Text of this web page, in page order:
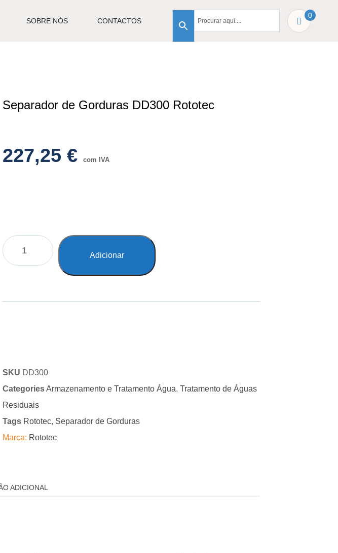
SOBRE NÓS CONTACTOS
0
Separador de Gorduras DD300 Rototec
227,25 € com IVA
Adicionar
SKU DD300
CategoriesArmazenamento e Tratamento Água, Tratamento de Águas
Residuais
Tags Rototec, Separador de Gorduras
Marca: Rototec
ADICIONAL